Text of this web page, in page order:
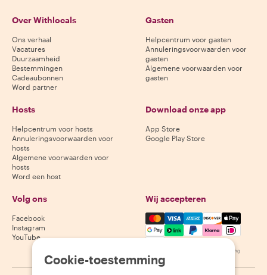
Over Withlocals
Ons verhaal
Vacatures
Duurzaamheid
Bestemmingen
Cadeaubonnen
Word partner
Gasten
Helpcentrum voor gasten
Annuleringsvoorwaarden voor
gasten
Algemene voorwaarden voor
gasten
Hosts
Helpcentrum voor hosts
Annuleringsvoorwaarden voor
hosts
Algemene voorwaarden voor
hosts
Word een host
Download onze app
App Store
Google Play Store
Volg ons
Facebook
Instagram
YouTube
Wij accepteren
Mastercard, Visa, Amex,
Beschikbaarheid varieert per bestemming
Cookie-toestemming